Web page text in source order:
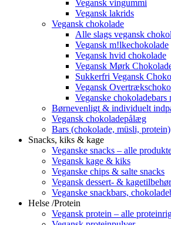
Vegansk vingummi
Vegansk lakrids
Vegansk chokolade
Alle slags vegansk
Vegansk m!lkechokolade
Vegansk hvid chokolade
Vegansk Mørk
Sukkerfri Vegansk
Vegansk
Veganske chokoladebars
Børnevenligt & individuelt
Vegansk chokoladepålæg
Bars (chokolade, müsli, protein)
Snacks, kiks & kage
Veganske snacks – alle
Vegansk kage & kiks
Veganske chips & salte snacks
Vegansk dessert- & kagetilbehør
Veganske snackbars,
Helse /Protein
Vegansk protein – alle